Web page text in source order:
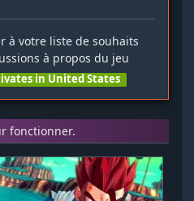
à votre liste de souhaits
à propos du jeu
in United States
fonctionner.